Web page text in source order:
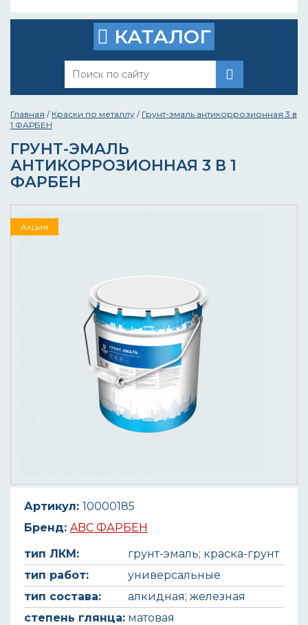
КАТАЛОГ
Главная / Краски по металлу / Грунт-эмаль антикоррозионная 3 в
1 ФАРБЕН
ГРУНТ-ЭМАЛЬ
АНТИКОРРОЗИОННАЯ 3 В 1
ФАРБЕН
Акция
Артикул: 10000185
Бренд: ABC ФАРБЕН
тип ЛКМ:
грунт-эмаль; краска-грунт
тип работ:
универсальные
тип состава:
алкидная; железная
степень глянца: матовая